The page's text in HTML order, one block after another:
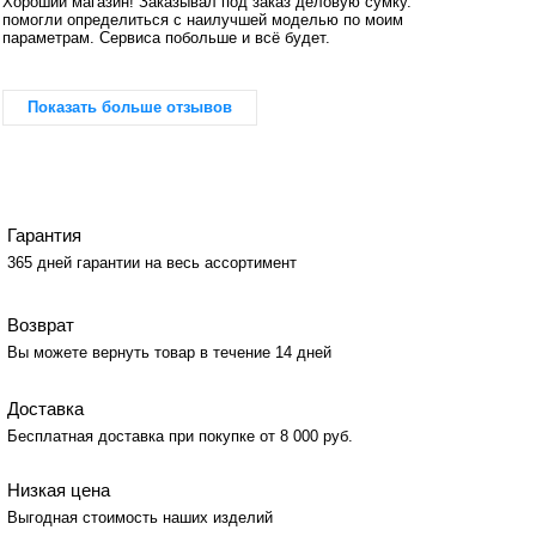
помогли определиться с наилучшей моделью по моим
параметрам. Сервиса побольше и всё будет.
Показать больше отзывов
Гарантия
365 дней гарантии на весь ассортимент
Возврат
Вы можете вернуть товар в течение 14 дней
Доставка
Бесплатная доставка при покупке от 8 000 руб.
Низкая цена
Выгодная стоимость наших изделий